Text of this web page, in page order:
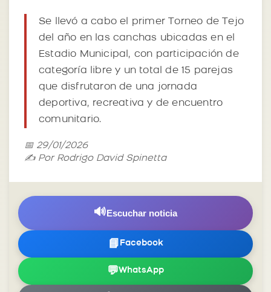
Se llevó a cabo el primer Torneo de Tejo
del año en las canchas ubicadas en el
Estadio Municipal, con participación de
categoría libre y un total de 15 parejas
que disfrutaron de una jornada
deportiva, recreativa y de encuentro
comunitario.
📅 29/01/2026
✍️ Por Rodrigo David Spinetta
🔊Escuchar noticia
📘 Facebook
💬WhatsApp